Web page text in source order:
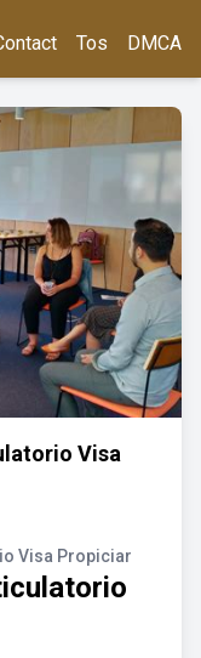
Tos DMCA
Visa
Visa Propiciar